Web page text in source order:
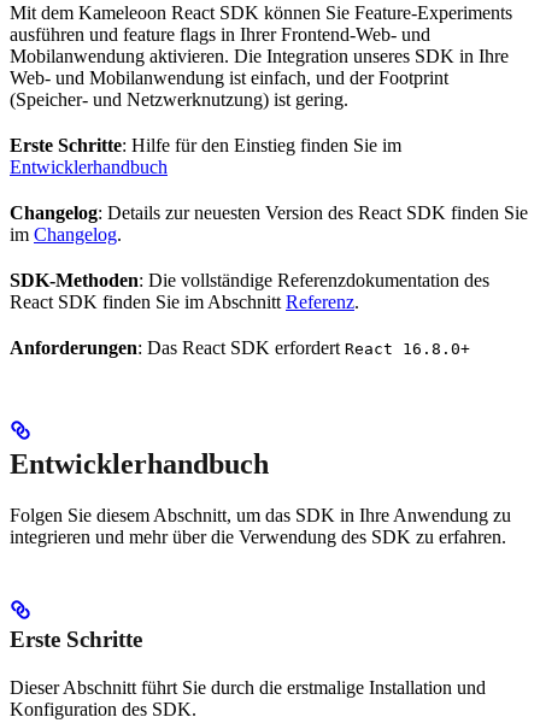
Mit dem Kameleoon React SDK können Sie Feature-Experiments
ausführen und feature flags in Ihrer Frontend-Web- und
Mobilanwendung aktivieren. Die Integration unseres SDK in Ihre
Web- und Mobilanwendung ist einfach, und der Footprint
(Speicher- und Netzwerknutzung) ist gering.
Erste Schritte: Hilfe für den Einstieg finden Sie im
Entwicklerhandbuch
Changelog: Details zur neuesten Version des React SDK finden Sie
im Changelog.
SDK-Methoden: Die vollständige Referenzdokumentation des
React SDK finden Sie im Abschnitt Referenz.
Anforderungen: Das React SDK erfordert React 16.8.0+
Entwicklerhandbuch
Folgen Sie diesem Abschnitt, um das SDK in Ihre Anwendung zu
integrieren und mehr über die Verwendung des SDK zu erfahren.
Erste Schritte
Dieser Abschnitt führt Sie durch die erstmalige Installation und
Konfiguration des SDK.